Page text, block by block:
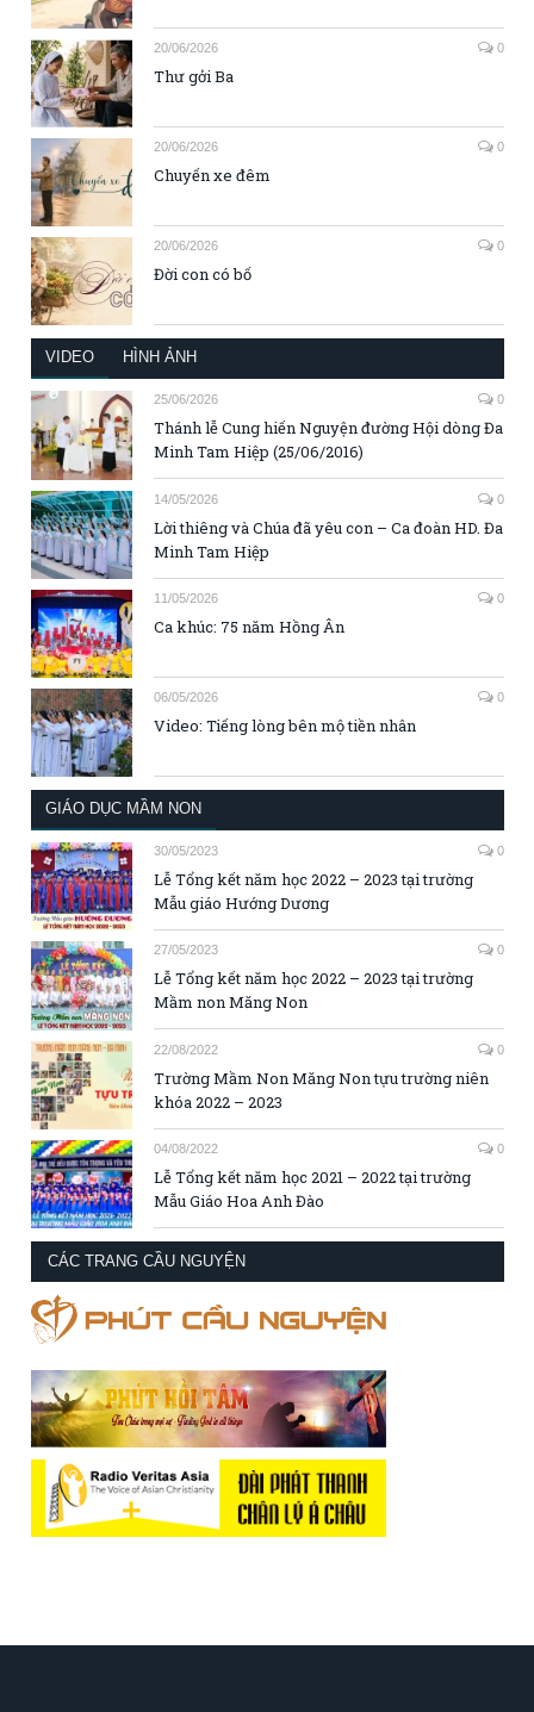
20/06/2026 0
Thư gởi Ba
20/06/2026 0
Chuyến xe đêm
20/06/2026 0
Đời con có bố
VIDEO HÌNH ẢNH
25/06/2026 0
Thánh lễ Cung hiến Nguyện đường Hội dòng Đa
Minh Tam Hiệp (25/06/2016)
14/05/2026 0
Lời thiêng và Chúa đã yêu con – Ca đoàn HD. Đa
Minh Tam Hiệp
11/05/2026 0
Ca khúc: 75 năm Hồng Ân
06/05/2026 0
Video: Tiếng lòng bên mộ tiền nhân
GIÁO DỤC MẦM NON
30/05/2023 0
Lễ Tổng kết năm học 2022 – 2023 tại trường
Mẫu giáo Hướng Dương
27/05/2023 0
Lễ Tổng kết năm học 2022 – 2023 tại trường
Mầm non Măng Non
22/08/2022 0
Trường Mầm Non Măng Non tựu trường niên
khóa 2022 – 2023
04/08/2022 0
Lễ Tổng kết năm học 2021 – 2022 tại trường
Mẫu Giáo Hoa Anh Đào
CÁC TRANG CẦU NGUYỆN